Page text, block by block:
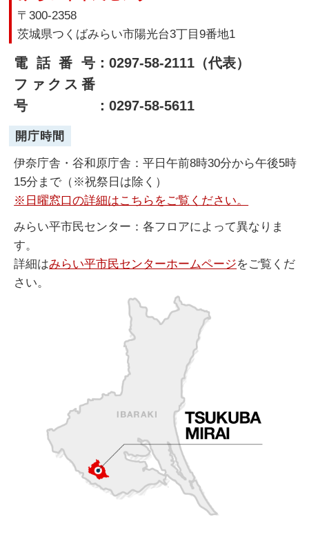
〒300-2358
茨城県つくばみらい市陽光台3丁目9番地1
電話番号：0297-58-2111（代表）
ファクス番
号
：0297-58-5611
開庁時間
伊奈庁舎・谷和原庁舎：平日午前8時30分から午後5時
15分まで（※祝祭日は除く）
※日曜窓口の詳細はこちらをご覧ください。
みらい平市民センター：各フロアによって異なりま
す。
詳細はみらい平市民センターホームページをご覧くだ
さい。